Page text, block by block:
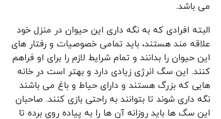
می باشد.
البته افرادی که به نگه داری این حیوان در منزل خود
علاقه مند هستند، باید تمامی خصوصیات و رفتار های
این حیوان را بدانند و تمام شرایط لازم را برای او فراهم
کنند. این سگ انرژی زیادی دارد و بهتر است در خانه
هایی که بزرگ هستند و دارای حیاط و باغ می باشند
نگه داری شوند تا بتوانند به راحتی بازی کنند. صاحبان
این سگ ها باید روزانه آن ها را به پیاده روی برده تا